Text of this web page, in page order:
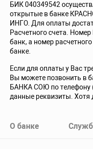
БИК 040349542
открытые в банке
ИНГО. Для оплаты
Расчетного счета.
банк, а номер
банке.
Если для оплаты у Вас
Вы можете позвонить
БАНКА СОЮ по телефону
данные реквизиты. Хотя
О банке